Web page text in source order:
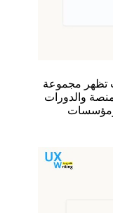
تظهر مجموعة
والدورات
ومؤسسات